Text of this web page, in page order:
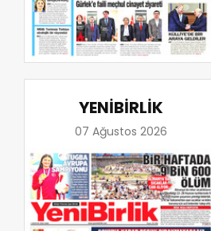
YENİBİRLİK
07 Ağustos 2026